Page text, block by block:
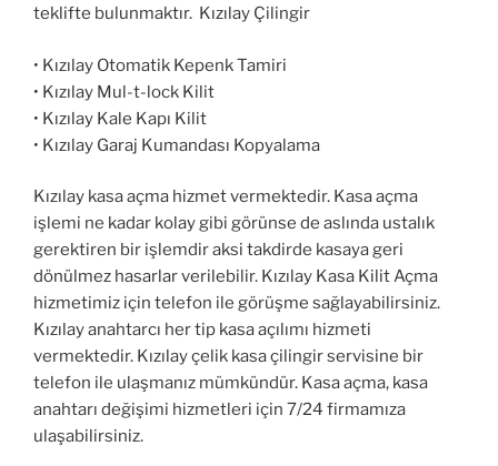
teklifte bulunmaktır. Kızılay Çilingir
• Kızılay Otomatik Kepenk Tamiri
• Kızılay Mul-t-lock Kilit
• Kızılay Kale Kapı Kilit
• Kızılay Garaj Kumandası Kopyalama
Kızılay kasa açma hizmet vermektedir. Kasa açma
işlemi ne kadar kolay gibi görünse de aslında ustalık
gerektiren bir işlemdir aksi takdirde kasaya geri
dönülmez hasarlar verilebilir. Kızılay Kasa Kilit Açma
hizmetimiz için telefon ile görüşme sağlayabilirsiniz.
Kızılay anahtarcı her tip kasa açılımı hizmeti
vermektedir. Kızılay çelik kasa çilingir servisine bir
telefon ile ulaşmanız mümkündür. Kasa açma, kasa
anahtarı değişimi hizmetleri için 7/24 firmamıza
ulaşabilirsiniz.